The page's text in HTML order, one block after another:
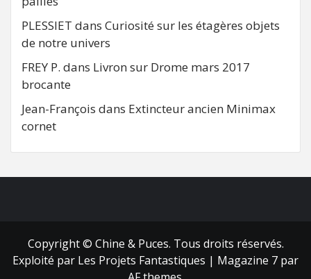
PLESSIET dans Curiosité sur les étagères objets
de notre univers
FREY P. dans Livron sur Drome mars 2017
brocante
Jean-François dans Extincteur ancien Minimax
cornet
Copyright © Chine & Puces. Tous droits réservés.
Exploité par Les Projets Fantastiques | Magazine 7 par